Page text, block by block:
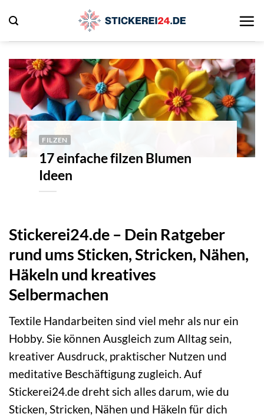
Inhalt
springen
FILZEN
17 einfache filzen Blumen
Ideen
Stickerei24.de – Dein Ratgeber
rund ums Sticken, Stricken, Nähen,
Häkeln und kreatives
Selbermachen
Textile Handarbeiten sind viel mehr als nur ein
Hobby. Sie können Ausgleich zum Alltag sein,
kreativer Ausdruck, praktischer Nutzen und
meditative Beschäftigung zugleich. Auf
Stickerei24.de dreht sich alles darum, wie du
Sticken, Stricken, Nähen und Häkeln für dich